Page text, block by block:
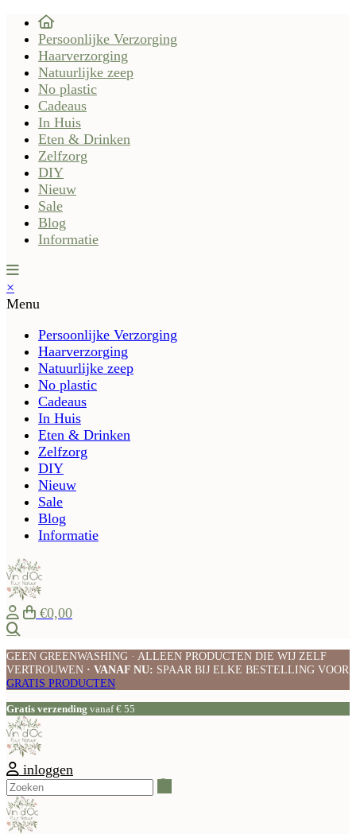
Persoonlijke Verzorging
Haarverzorging
Natuurlijke zeep
No plastic
Cadeaus
In Huis
Eten & Drinken
Zelfzorg
DIY
Nieuw
Sale
Blog
Informatie
×
Menu
Persoonlijke Verzorging
Haarverzorging
Natuurlijke zeep
No plastic
Cadeaus
In Huis
Eten & Drinken
Zelfzorg
DIY
Nieuw
Sale
Blog
Informatie
€0,00
GEEN GREENWASHING · ALLEEN PRODUCTEN DIE WIJ ZELF
VERTROUWEN · VANAF NU: SPAAR BIJ ELKE BESTELLING VOOR
GRATIS PRODUCTEN
Gratis verzending vanaf € 55
inloggen